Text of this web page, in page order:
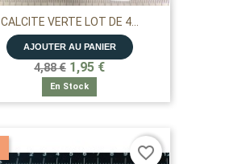
CALCITE VERTE LOT DE 4...
AJOUTER AU PANIER
4,88 € 1,95 €
En Stock
favorite_border